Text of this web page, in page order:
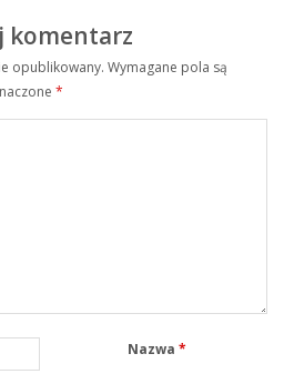
komentarz
opublikowany. Wymagane pola są
*
Nazwa*